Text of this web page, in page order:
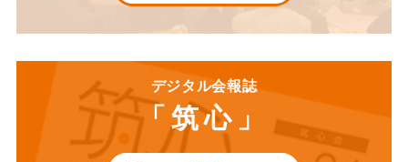
デジタル会報誌
「筑心」